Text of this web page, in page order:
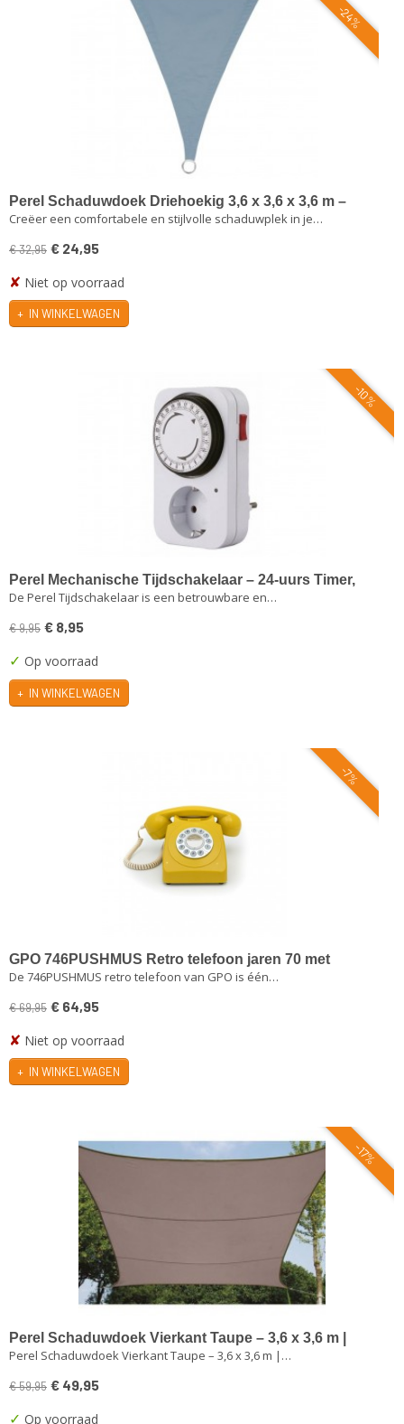
-24%
Perel Schaduwdoek Driehoekig 3,6 x 3,6 x 3,6 m –
Lichtgrijs | Waterafstotend & UV-beschermend
Creëer een comfortabele en stijlvolle schaduwplek in je…
€ 32,95 € 24,95
✘ Niet op voorraad
IN WINKELWAGEN
-10%
Perel Mechanische Tijdschakelaar – 24-uurs Timer,
230V, 16A – 3680W – Type F Stekker (Duitse Aarding) –
De Perel Tijdschakelaar is een betrouwbare en…
€ 9,95 € 8,95
✓ Op voorraad
IN WINKELWAGEN
-7%
GPO 746PUSHMUS Retro telefoon jaren 70 met
druktoetsen mosterdgeel
De 746PUSHMUS retro telefoon van GPO is één…
€ 69,95 € 64,95
✘ Niet op voorraad
IN WINKELWAGEN
-17%
Perel Schaduwdoek Vierkant Taupe – 3,6 x 3,6 m |
Waterdicht & UV-bestendig
Perel Schaduwdoek Vierkant Taupe – 3,6 x 3,6 m |…
€ 59,95 € 49,95
✓ Op voorraad